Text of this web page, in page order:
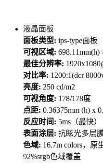
液晶面板
面板类型: ips-type面板
可视区域: 698.11mm(h)
最佳分辨率:
对比率: 1200:1(dcr
亮度: 250 cd/m2
可视角度: 178/178度
点距: 0.36375mm (h) x
反应时间: 5ms（最快）
表面涂层: 抗眩光多层
色域: 16.7m colors，原
92%srgb色域覆盖